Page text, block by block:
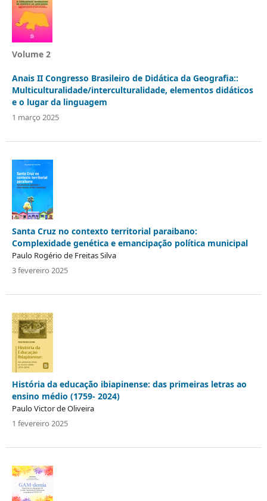
Volume 2
Anais II Congresso Brasileiro de Didática da Geografia::
Multiculturalidade/interculturalidade, elementos didáticos
e o lugar da linguagem
1 março 2025
Santa Cruz no contexto territorial paraibano:
Complexidade genética e emancipação política municipal
Paulo Rogério de Freitas Silva
3 fevereiro 2025
História da educação ibiapinense: das primeiras letras ao
ensino médio (1759- 2024)
Paulo Victor de Oliveira
1 fevereiro 2025